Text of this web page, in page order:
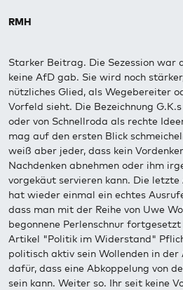
RMH
Starker Beitrag. Die Sezession war
keine AfD gab. Sie wird noch
nützliches Glied, als Wegebereiter
Vorfeld sieht. Die Bezeichnung
oder von Schnellroda als rechte
mag auf den ersten Blick
weiß aber jeder, dass kein
Nachdenken abnehmen oder ihm
vorgekäut servieren kann. Die letzte
hat wieder einmal ein echtes
dass man mit der Reihe von Uwe
begonnene Perlenschnur
Artikel "Politik im Widerstand"
politisch aktiv sein Wollenden in
dafür, dass eine Abkoppelung von
sein kann. Weiter so. Ihr seit keine